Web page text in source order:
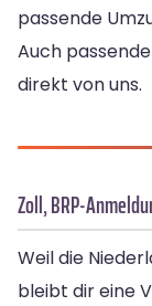
passende
Auch passende
direkt von uns.
Zoll, BRP-
Weil die
bleibt dir eine